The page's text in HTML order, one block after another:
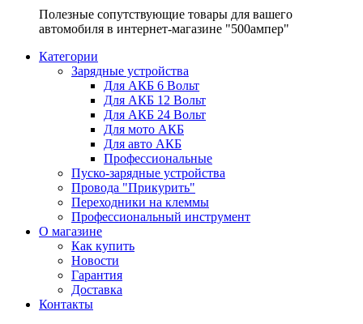
Полезные сопутствующие товары для вашего
автомобиля в интернет-магазине "500ампер"
Категории
Зарядные устройства
Для АКБ 6 Вольт
Для АКБ 12 Вольт
Для АКБ 24 Вольт
Для мото АКБ
Для авто АКБ
Профессиональные
Пуско-зарядные устройства
Провода "Прикурить"
Переходники на клеммы
Профессиональный инструмент
О магазине
Как купить
Новости
Гарантия
Доставка
Контакты